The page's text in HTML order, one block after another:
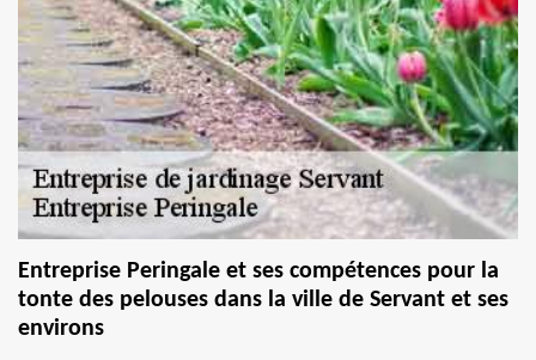
Entreprise Peringale et ses compétences pour la
tonte des pelouses dans la ville de Servant et ses
environs